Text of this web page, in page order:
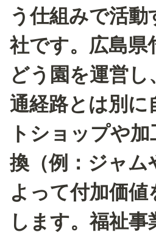
う仕組みで活
社です。広島県
どう園を運営
通経路とは別に
トショップや
換（例：ジャム
よって付加価
します。福祉